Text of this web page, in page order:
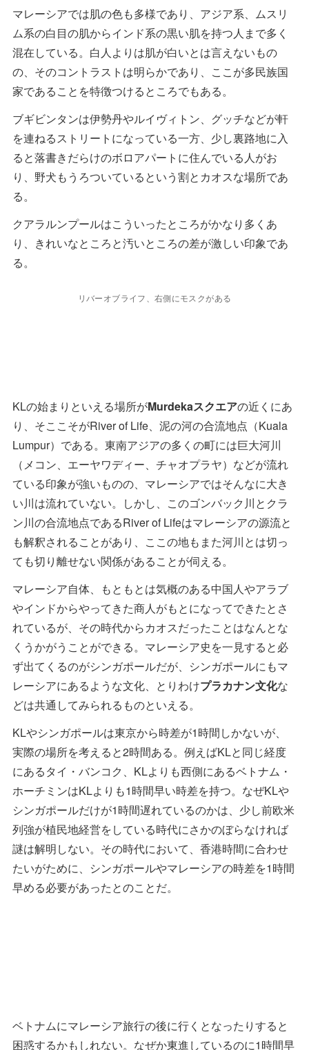
マレーシアでは肌の色も多様であり、アジア系、ムスリ
ム系の白目の肌からインド系の黒い肌を持つ人まで多く
混在している。白人よりは肌が白いとは言えないもの
の、そのコントラストは明らかであり、ここが多民族国
家であることを特徴つけるところでもある。
ブギビンタンは伊勢丹やルイヴィトン、グッチなどが軒
を連ねるストリートになっている一方、少し裏路地に入
ると落書きだらけのボロアパートに住んでいる人がお
り、野犬もうろついているという割とカオスな場所であ
る。
クアラルンプールはこういったところがかなり多くあ
り、きれいなところと汚いところの差が激しい印象であ
る。
リバーオブライフ、右側にモスクがある
KLの始まりといえる場所がMurdekaスクエアの近くにあ
り、そここそがRiver of Life、泥の河の合流地点（Kuala
Lumpur）である。東南アジアの多くの町には巨大河川
（メコン、エーヤワディー、チャオプラヤ）などが流れ
ている印象が強いものの、マレーシアではそんなに大き
い川は流れていない。しかし、このゴンバック川とクラ
ン川の合流地点であるRiver of Lifeはマレーシアの源流と
も解釈されることがあり、ここの地もまた河川とは切っ
ても切り離せない関係があることが伺える。
マレーシア自体、もともとは気概のある中国人やアラブ
やインドからやってきた商人がもとになってできたとさ
れているが、その時代からカオスだったことはなんとな
くうかがうことができる。マレーシア史を一見すると必
ず出てくるのがシンガポールだが、シンガポールにもマ
レーシアにあるような文化、とりわけプラカナン文化な
どは共通してみられるものといえる。
KLやシンガポールは東京から時差が1時間しかないが、
実際の場所を考えると2時間ある。例えばKLと同じ経度
にあるタイ・バンコク、KLよりも西側にあるベトナム・
ホーチミンはKLよりも1時間早い時差を持つ。なぜKLや
シンガポールだけが1時間遅れているのかは、少し前欧米
列強が植民地経営をしている時代にさかのぼらなければ
謎は解明しない。その時代において、香港時間に合わせ
たいがために、シンガポールやマレーシアの時差を1時間
早める必要があったとのことだ。
ベトナムにマレーシア旅行の後に行くとなったりすると
困惑するかもしれない。なぜか東進しているのに1時間早